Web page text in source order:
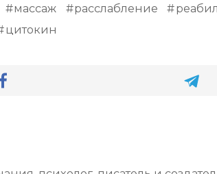
массаж расслабление
цитокин